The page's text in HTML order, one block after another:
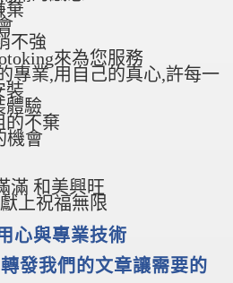
棄
不強
來為您服務
專業,用自己的真心,許每一
裝
體驗
的不棄
機會
滿 和美興旺
上祝福無限
心與專業技術
發我們的文章讓需要的